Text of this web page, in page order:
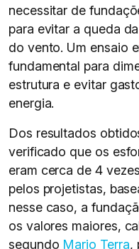
necessitar de
para evitar a queda
do vento. Um ensaio
fundamental para
estrutura e evitar
energia.
Dos resultados
verificado que os
eram cerca de 4
pelos projetistas,
nesse caso, a
os valores maiores,
segundo Mario Terra,